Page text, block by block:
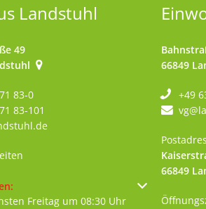
Landstuhl
49
83-0
83-101
weitere Öffnungs- oder Schließzeiten
Freitag um 08:30 Uhr
66849
+49
66849